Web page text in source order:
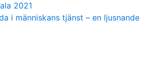
2021
i människans tjänst – en